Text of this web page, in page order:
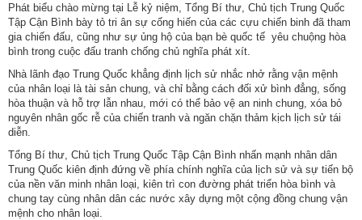
Phát biểu chào mừng tại Lễ kỷ niệm, Tổng Bí thư, Chủ tịch Trung Quốc
Tập Cận Bình bày tỏ tri ân sự cống hiến của các cựu chiến binh đã tham
gia chiến đấu, cũng như sự ủng hộ của bạn bè quốc tế yêu chuộng hòa
bình trong cuộc đấu tranh chống chủ nghĩa phát xít.
Nhà lãnh đạo Trung Quốc khẳng định lịch sử nhắc nhở rằng vận mệnh
của nhân loại là tài sản chung, và chỉ bằng cách đối xử bình đẳng, sống
hòa thuận và hỗ trợ lẫn nhau, mới có thể bảo vệ an ninh chung, xóa bỏ
nguyên nhân gốc rễ của chiến tranh và ngăn chặn thảm kịch lịch sử tái
diễn.
Tổng Bí thư, Chủ tịch Trung Quốc Tập Cận Bình nhấn mạnh nhân dân
Trung Quốc kiên định đứng về phía chính nghĩa của lịch sử và sự tiến bộ
của nền văn minh nhân loại, kiên trì con đường phát triển hòa bình và
chung tay cùng nhân dân các nước xây dựng một cộng đồng chung vận
mệnh cho nhân loại.